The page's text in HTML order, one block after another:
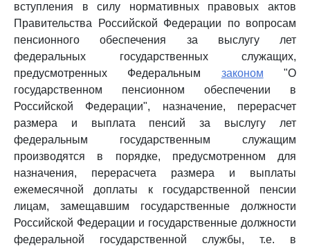
вступления в силу нормативных правовых актов
Правительства Российской Федерации по вопросам
пенсионного обеспечения за выслугу лет
федеральных государственных служащих,
предусмотренных Федеральным законом "О
государственном пенсионном обеспечении в
Российской Федерации", назначение, перерасчет
размера и выплата пенсий за выслугу лет
федеральным государственным служащим
производятся в порядке, предусмотренном для
назначения, перерасчета размера и выплаты
ежемесячной доплаты к государственной пенсии
лицам, замещавшим государственные должности
Российской Федерации и государственные должности
федеральной государственной службы, т.е. в